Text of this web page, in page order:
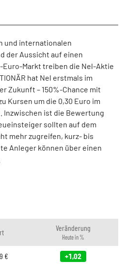
und internationalen
der Aussicht auf einen
Markt treiben die Nel-Aktie
hat Nel erstmals im
Zukunft – 150%-Chance mit
Kursen um die 0,30 Euro im
Inzwischen ist die Bewertung
sollten auf dem
mehr zugreifen, kurz- bis
Anleger können über einen
Veränderung
Heute in %
€ +1,02